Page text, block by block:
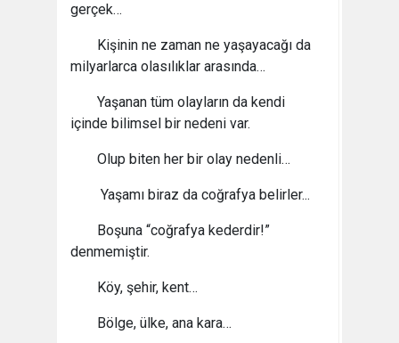
gerçek…
Kişinin ne zaman ne yaşayacağı da
milyarlarca olasılıklar arasında…
Yaşanan tüm olayların da kendi
içinde bilimsel bir nedeni var.
Olup biten her bir olay nedenli…
Yaşamı biraz da coğrafya belirler...
Boşuna “coğrafya kederdir!”
denmemiştir.
Köy, şehir, kent…
Bölge, ülke, ana kara…